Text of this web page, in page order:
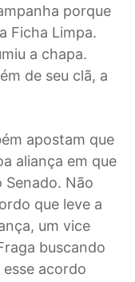
porque
Ficha Limpa.
a chapa.
de seu clã, a
apostam que
aliança em que
Senado. Não
que leve a
um vice
buscando
esse acordo